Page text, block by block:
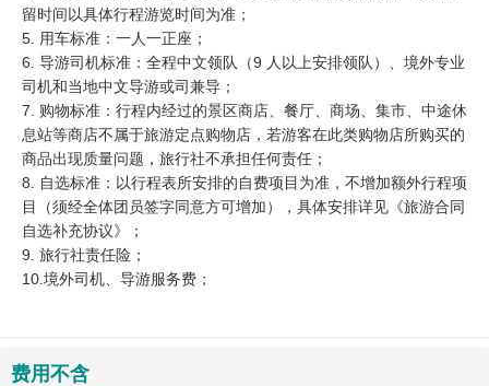
留时间以具体行程游览时间为准；
5. 用车标准：一人一正座；
6. 导游司机标准：全程中文领队（9 人以上安排领队）、境外专业
司机和当地中文导游或司兼导；
7. 购物标准：行程内经过的景区商店、餐厅、商场、集市、中途休
息站等商店不属于旅游定点购物店，若游客在此类购物店所购买的
商品出现质量问题，旅行社不承担任何责任；
8. 自选标准：以行程表所安排的自费项目为准，不增加额外行程项
目（须经全体团员签字同意方可增加），具体安排详见《旅游合同
自选补充协议》；
9. 旅行社责任险；
10.境外司机、导游服务费；
费用不含